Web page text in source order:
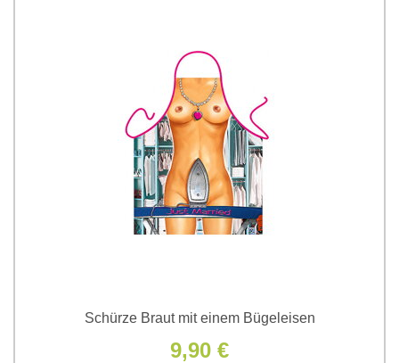
Schürze Braut mit einem Bügeleisen
9,90 €